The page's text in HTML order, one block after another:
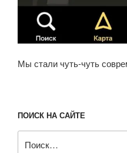
Мы стали чуть-чуть
ПОИСК НА САЙТЕ